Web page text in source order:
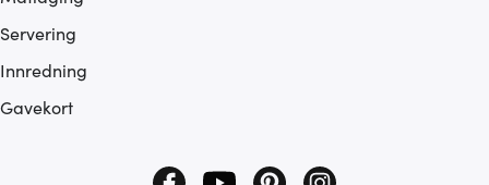
Servering
Innredning
Gavekort